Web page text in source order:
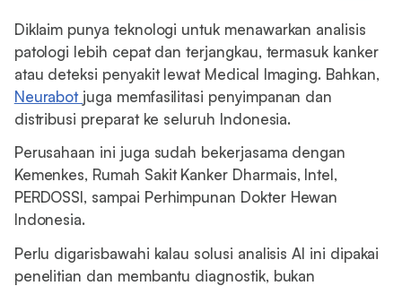
Diklaim punya teknologi untuk menawarkan analisis
patologi lebih cepat dan terjangkau, termasuk kanker
atau deteksi penyakit lewat Medical Imaging. Bahkan,
Neurabot juga memfasilitasi penyimpanan dan
distribusi preparat ke seluruh Indonesia.
Perusahaan ini juga sudah bekerjasama dengan
Kemenkes, Rumah Sakit Kanker Dharmais, Intel,
PERDOSSI, sampai Perhimpunan Dokter Hewan
Indonesia.
Perlu digarisbawahi kalau solusi analisis AI ini dipakai
penelitian dan membantu diagnostik, bukan